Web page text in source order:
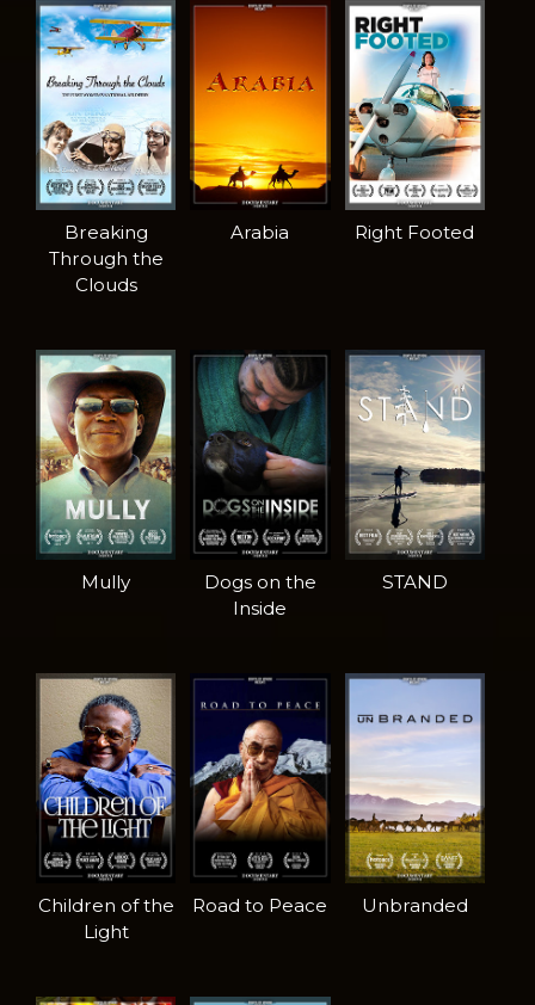
Breaking
Through the
Clouds
Arabia Right Footed
Mully
Dogs on the
Inside
STAND
Children of the
Light
Road to Peace Unbranded